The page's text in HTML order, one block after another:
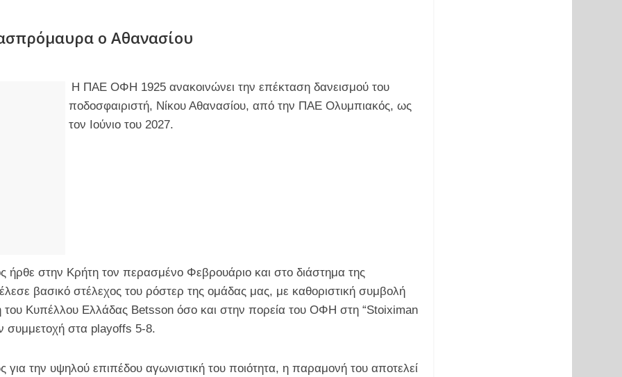
ο Αθανασίου
Η ΠΑΕ ΟΦΗ 1925 ανακοινώνει την επέκταση δανεισμού του
ποδοσφαιριστή, Νίκου Αθανασίου, από την ΠΑΕ Ολυμπιακός, ως
τον Ιούνιο του 2027.
ήρθε στην Κρήτη τον περασμένο Φεβρουάριο και στο διάστημα της
βασικό στέλεχος του ρόστερ της ομάδας μας, με καθοριστική συμβολή
του Κυπέλλου Ελλάδας Betsson όσο και στην πορεία του ΟΦΗ στη “Stoiximan
συμμετοχή στα playoffs 5-8.
για την υψηλού επιπέδου αγωνιστική του ποιότητα, η παραμονή του αποτελεί